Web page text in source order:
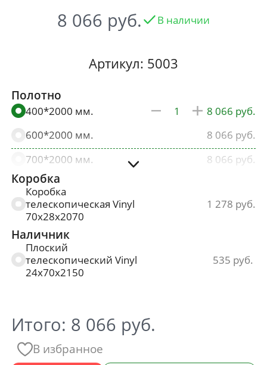
8 066 В наличии
Артикул: 5003
Полотно
400*2000 мм.
8 066
600*2000 мм.
8 066
700*2000 мм.
8 066
800*2000 мм.
900*2000 мм.
8 470
Коробка
Коробка
телескопическая Vinyl
70х28х2070
1 278
Наличник
Плоский
телескопический Vinyl
24х70х2150
535
Итого: 8 066 руб.
В избранное